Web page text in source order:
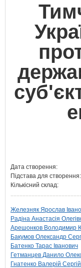
Дата створення:
Підстава для створення:
Кількісний склад:
Железняк Ярослав
Радіна Анастасія
Арешонков Володимир
Бакумов Олександр
Батенко Тарас Іванович
Гетманцев Данило
Гнатенко Валерій